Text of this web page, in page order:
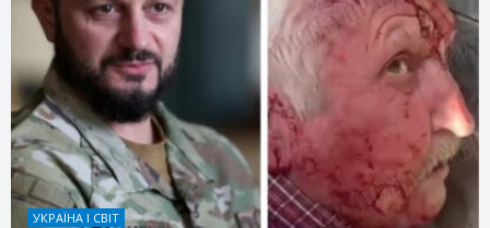
УКРАЇНА І СВІТ